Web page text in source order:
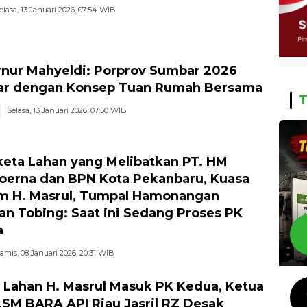
13 Januari 2026, 07:54 WIB
Mahyeldi: Porprov Sumbar 2026
dengan Konsep Tuan Rumah Bersama
Selasa, 13 Januari 2026, 07:50 WIB
Lahan yang Melibatkan PT. HM
dan BPN Kota Pekanbaru, Kuasa
H. Masrul, Tumpal Hamonangan
Tobing: Saat ini Sedang Proses PK
08 Januari 2026, 20:31 WIB
Lahan H. Masrul Masuk PK Kedua, Ketua
BARA API Riau Jasril RZ Desak